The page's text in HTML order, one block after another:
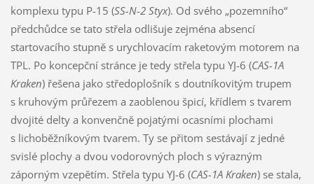
komplexu typu P-15 (SS-N-2 Styx). Od svého „pozemního“
předchůdce se tato střela odlišuje zejména absencí
startovacího stupně s urychlovacím raketovým motorem na
TPL. Po koncepční stránce je tedy střela typu YJ-6 (CAS-1A
Kraken) řešena jako středoplošník s doutníkovitým trupem
s kruhovým průřezem a zaoblenou špicí, křídlem s tvarem
dvojité delty a konvenčně pojatými ocasními plochami
s lichoběžníkovým tvarem. Ty se přitom sestávají z jedné
svislé plochy a dvou vodorovných ploch s výrazným
záporným vzepětím. Střela typu YJ-6 (CAS-1A Kraken) se stala,